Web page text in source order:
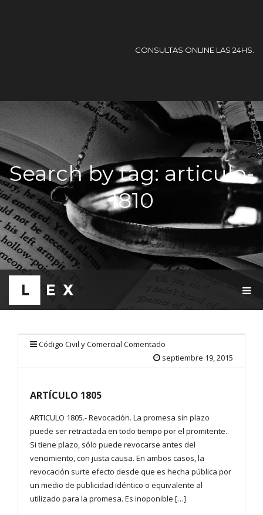
CONSULTAS ONLINE LAS 24HS.
Search by tag: articulo-
1810
G
Código Civil y Comercial Comentado
septiembre 19, 2015
ARTÍCULO 1805
ARTICULO 1805.- Revocación. La promesa sin plazo
puede ser retractada en todo tiempo por el promitente.
Si tiene plazo, sólo puede revocarse antes del
vencimiento, con justa causa. En ambos casos, la
revocación surte efecto desde que es hecha pública por
un medio de publicidad idéntico o equivalente al
utilizado para la promesa. Es inoponible […]